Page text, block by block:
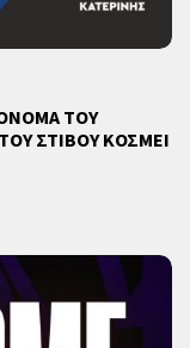
ΤΟΥ
ΣΤΙΒΟΥ ΚΟΣΜΕΙ